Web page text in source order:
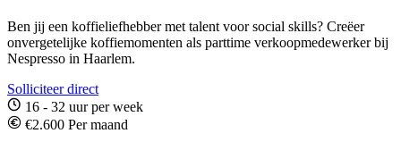
Ben jij een koffieliefhebber met talent voor social skills? Creëer
onvergetelijke koffiemomenten als parttime verkoopmedewerker bij
Nespresso in Haarlem.
Solliciteer direct
16 - 32 uur per week
€2.600 Per maand